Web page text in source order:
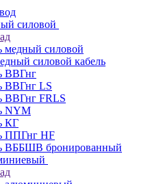
силовой
медный силовой
силовой кабель
ВВГнг
ВВГнг LS
ВВГнг FRLS
NYM
КГ
ППГнг HF
ВББШВ бронированный